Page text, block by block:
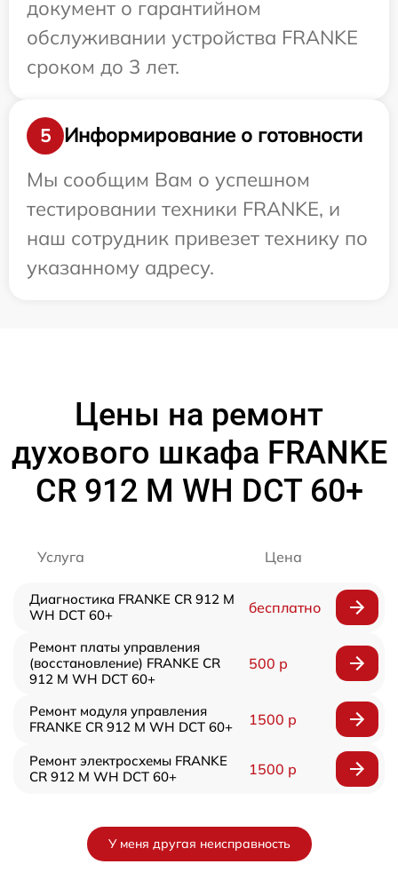
документ о гарантийном
обслуживании устройства FRANKE
сроком до 3 лет.
5
Информирование о готовности
Мы сообщим Вам о успешном
тестировании техники FRANKE, и
наш сотрудник привезет технику по
указанному адресу.
Цены на ремонт
духового шкафа FRANKE
CR 912 M WH DCT 60+
Услуга Цена
Диагностика FRANKE CR 912 M
WH DCT 60+
бесплатно
Ремонт платы управления
(восстановление) FRANKE CR
912 M WH DCT 60+
500 р
Ремонт модуля управления
FRANKE CR 912 M WH DCT 60+
1500 р
Ремонт электросхемы FRANKE
CR 912 M WH DCT 60+
1500 р
У меня другая неисправность